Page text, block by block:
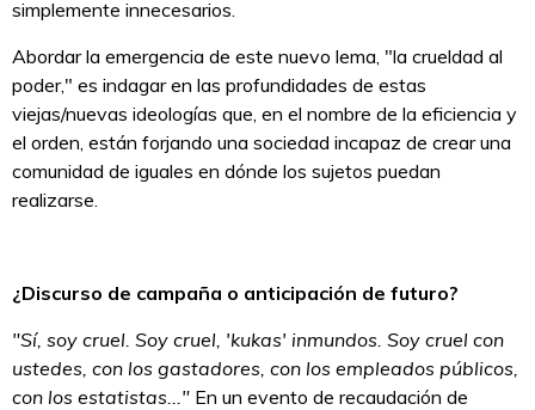
simplemente innecesarios.
Abordar la emergencia de este nuevo lema, "la crueldad al
poder," es indagar en las profundidades de estas
viejas/nuevas ideologías que, en el nombre de la eficiencia y
el orden, están forjando una sociedad incapaz de crear una
comunidad de iguales en dónde los sujetos puedan
realizarse.
¿Discurso de campaña o anticipación de futuro?
"Sí, soy cruel. Soy cruel, 'kukas' inmundos. Soy cruel con
ustedes, con los gastadores, con los empleados públicos,
con los estatistas..." En un evento de recaudación de